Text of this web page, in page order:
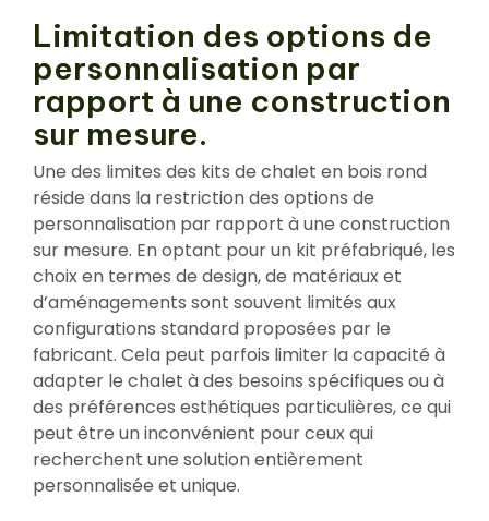
Limitation des options de
personnalisation par
rapport à une construction
sur mesure.
Une des limites des kits de chalet en bois rond
réside dans la restriction des options de
personnalisation par rapport à une construction
sur mesure. En optant pour un kit préfabriqué, les
choix en termes de design, de matériaux et
d’aménagements sont souvent limités aux
configurations standard proposées par le
fabricant. Cela peut parfois limiter la capacité à
adapter le chalet à des besoins spécifiques ou à
des préférences esthétiques particulières, ce qui
peut être un inconvénient pour ceux qui
recherchent une solution entièrement
personnalisée et unique.